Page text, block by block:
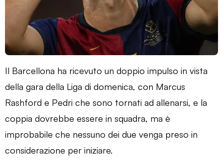
Il Barcellona ha ricevuto un doppio impulso in vista
della gara della Liga di domenica, con Marcus
Rashford e Pedri che sono tornati ad allenarsi, e la
coppia dovrebbe essere in squadra, ma è
improbabile che nessuno dei due venga preso in
considerazione per iniziare.